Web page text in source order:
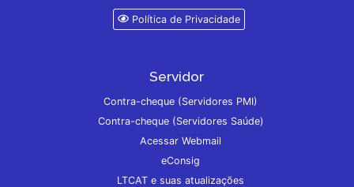
Política de Privacidade
Servidor
Contra-cheque (Servidores PMI)
Contra-cheque (Servidores Saúde)
Acessar Webmail
eConsig
LTCAT e suas atualizações